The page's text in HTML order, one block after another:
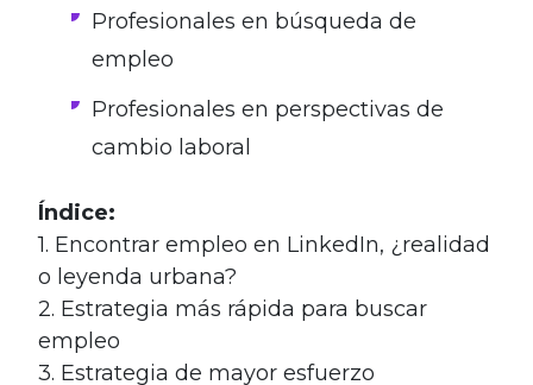
Profesionales en búsqueda de
empleo
Profesionales en perspectivas de
cambio laboral
Índice:
1. Encontrar empleo en LinkedIn, ¿realidad
o leyenda urbana?
2. Estrategia más rápida para buscar
empleo
3. Estrategia de mayor esfuerzo